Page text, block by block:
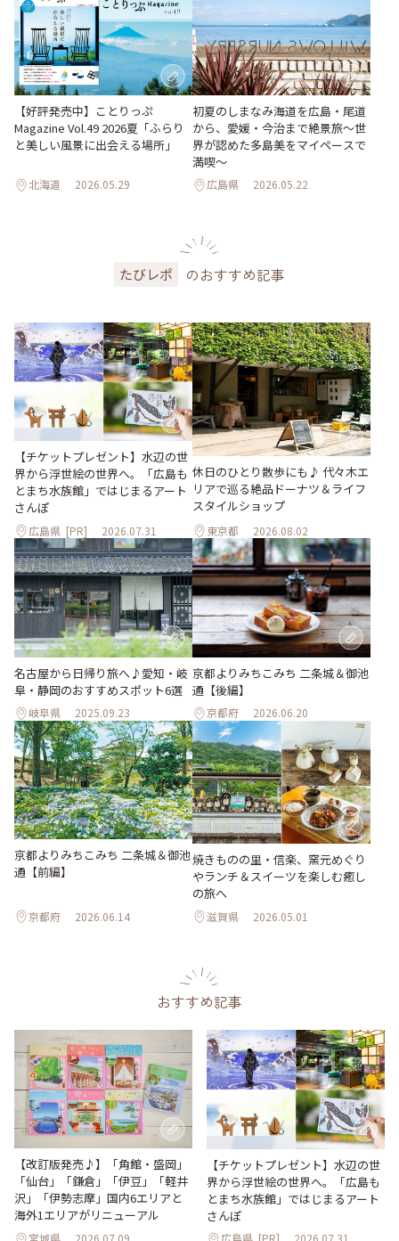
【好評発売中】ことりっぷ
Magazine Vol.49 2026夏「ふらり
と美しい風景に出会える場所」
北海道 2026.05.29
初夏のしまなみ海道を広島・尾道
から、愛媛・今治まで絶景旅〜世
界が認めた多島美をマイペースで
満喫〜
広島県 2026.05.22
たびレポ のおすすめ記事
【チケットプレゼント】水辺の世
界から浮世絵の世界へ。「広島も
とまち水族館」ではじまるアート
さんぽ
広島県 [PR] 2026.07.31
休日のひとり散歩にも♪ 代々木エ
リアで巡る絶品ドーナツ＆ライフ
スタイルショップ
東京都 2026.08.02
名古屋から日帰り旅へ♪愛知・岐
阜・静岡のおすすめスポット6選
岐阜県 2025.09.23
京都よりみちこみち 二条城＆御池
通【後編】
京都府 2026.06.20
京都よりみちこみち 二条城＆御池
通【前編】
京都府 2026.06.14
焼きものの里・信楽、窯元めぐり
やランチ＆スイーツを楽しむ癒し
の旅へ
滋賀県 2026.05.01
おすすめ記事
【改訂版発売♪】「角館・盛岡」
「仙台」「鎌倉」「伊豆」「軽井
沢」「伊勢志摩」国内6エリアと
海外1エリアがリニューアル
宮城県 2026.07.09
【チケットプレゼント】水辺の世
界から浮世絵の世界へ。「広島も
とまち水族館」ではじまるアート
さんぽ
広島県 [PR] 2026.07.31